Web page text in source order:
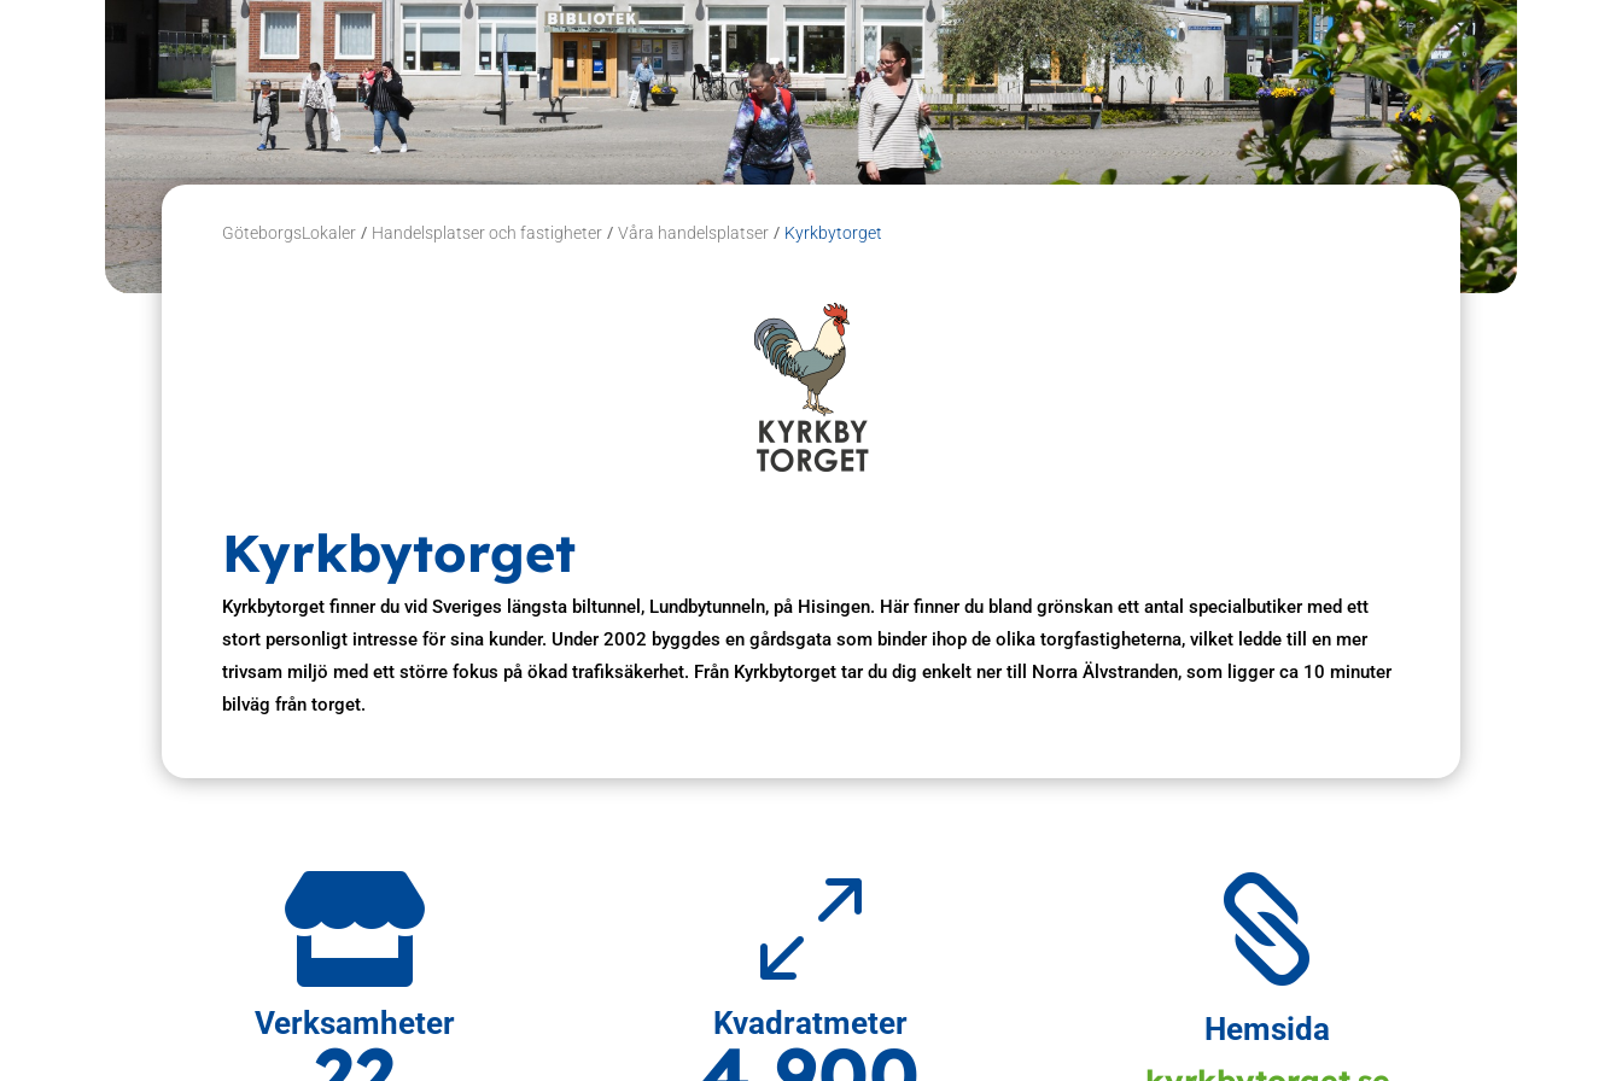
GöteborgsLokaler / Handelsplatser och fastigheter /Våra handelsplatser / Kyrkbytorget
Kyrkbytorget
Kyrkbytorget finner du vid Sveriges längsta biltunnel, Lundbytunneln, på Hisingen. Här finner du bland grönskan ett antal specialbutiker med ett
stort personligt intresse för sina kunder. Under 2002 byggdes en gårdsgata som binder ihop de olika torgfastigheterna, vilket ledde till en mer
trivsam miljö med ett större fokus på ökad trafiksäkerhet. Från Kyrkbytorget tar du dig enkelt ner till Norra Älvstranden, som ligger ca 10 minuter
bilväg från torget.

Verksamheter
0
Kvadratmeter

Hemsida